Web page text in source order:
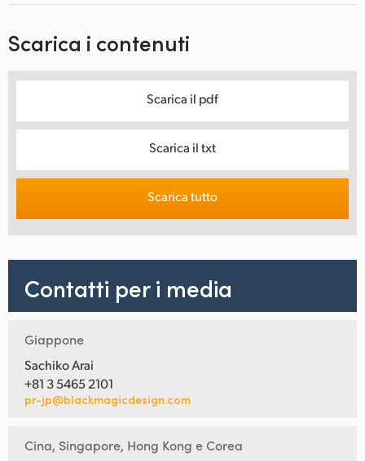
Scarica i contenuti
Scarica il pdf
Scarica il txt
Scarica tutto
Contatti per i media
Giappone
Sachiko Arai
+81 3 5465 2101
pr-jp@blackmagicdesign.com
Cina, Singapore, Hong Kong e Corea